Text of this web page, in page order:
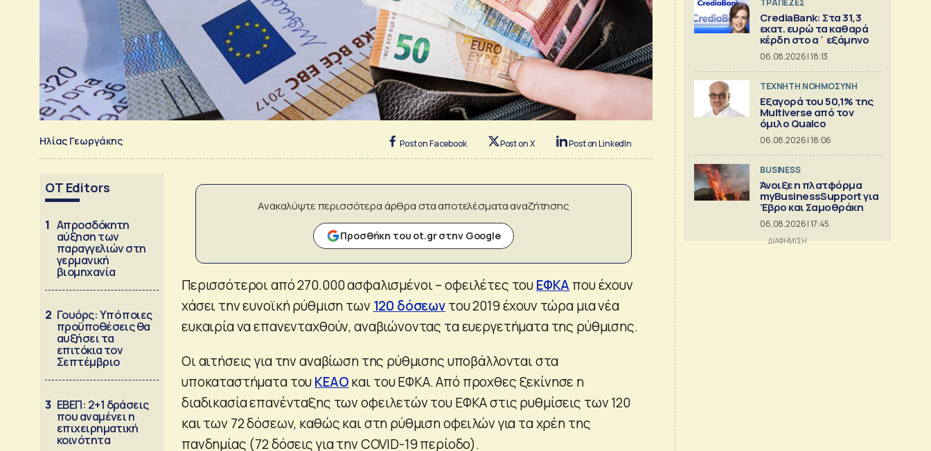
Ηλίας Γεωργάκης Post on Facebook Post on X Post on LinkedIn
OT Editors
1 Απροσδόκητη
αύξηση των
παραγγελιών στη
γερμανική
βιομηχανία
2 Γουόρς: Υπό ποιες
προϋποθέσεις θα
αυξήσει τα
επιτόκια τον
Σεπτέμβριο
3 ΕΒΕΠ: 2+1 δράσεις
που αναμένει η
επιχειρηματική
κοινότητα
Ανακαλύψτε περισσότερα άρθρα στα αποτελέσματα αναζήτησης
Προσθήκη του ot.gr στην Google
Περισσότεροι από 270.000 ασφαλισμένοι – οφειλέτες τουΕΦΚΑπου έχουν
χάσει την ευνοϊκή ρύθμιση των 120 δόσεωντου 2019 έχουν τώρα μια νέα
ευκαιρία να επανενταχθούν, αναβιώνοντας τα ευεργετήματα της ρύθμισης.
Οι αιτήσεις για την αναβίωση της ρύθμισης υποβάλλονται στα
υποκαταστήματα τουΚΕΑΟκαι του ΕΦΚΑ. Από προχθες ξεκίνησε η
διαδικασία επανένταξης των οφειλετών του ΕΦΚΑ στις ρυθμίσεις των 120
και των 72 δόσεων, καθώς και στη ρύθμιση οφειλών για τα χρέη της
πανδημίας (72 δόσεις για την COVID-19 περίοδο).
ΤΡΑΠΕΖΕΣ
CrediaBank: Στα 31,3
εκατ. ευρώ τα καθαρά
κέρδη στο α΄ εξάμηνο
06.08.2026 | 18:13
TΕΧΝΗΤΗ ΝΟΗΜΟΣΥΝΗ
Εξαγορά του 50,1% της
Multiverse από τον
όμιλο Qualco
06.08.2026 | 18:06
BUSINESS
Άνοιξε η πλατφόρμα
myBusinessSupport για
Έβρο και Σαμοθράκη
06.08.2026 | 17:45